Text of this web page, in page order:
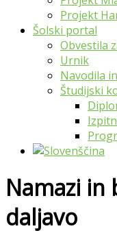
Projekt
Šolski portal
Obvestila
Urnik
Navodila
Študijski
Namazi in
daljavo